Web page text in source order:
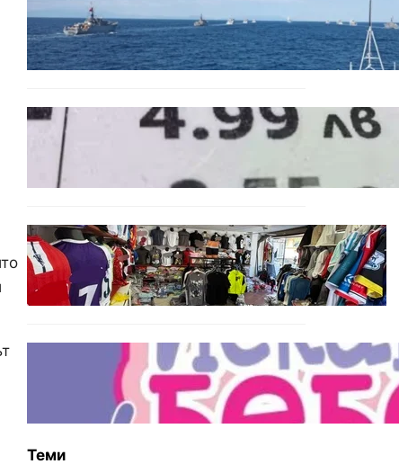
Нов минен ловец за
българския флот пристига
до края на годината
БЪЛГАРИЯ
Левът изчезва от
само в евро
БЪЛГАРИЯ
Иззеха фалшиви стоки за
близо 650 000 евро при
акция във Варна и „Златни
пясъци“
Инвитро подкрепата под
въпрос? „Искам бебе“ се
обяви срещу
прехвърлянето на Центъра
Теми